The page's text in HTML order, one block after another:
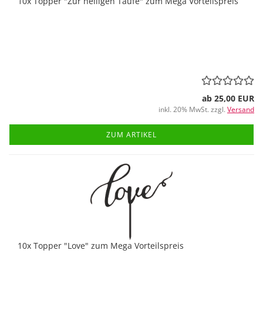
ab 25,00 EUR
inkl. 20% MwSt. zzgl. Versand
ZUM ARTIKEL
10x Topper "Love" zum Mega Vorteilspreis